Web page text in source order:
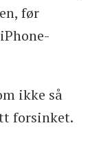
før
ikke så
forsinket.